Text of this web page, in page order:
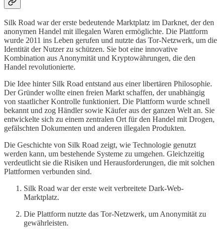
Silk Road war der erste bedeutende Marktplatz im Darknet, der den
anonymen Handel mit illegalen Waren ermöglichte. Die Plattform
wurde 2011 ins Leben gerufen und nutzte das Tor-Netzwerk, um die
Identität der Nutzer zu schützen. Sie bot eine innovative
Kombination aus Anonymität und Kryptowährungen, die den
Handel revolutionierte.
Die Idee hinter Silk Road entstand aus einer libertären Philosophie.
Der Gründer wollte einen freien Markt schaffen, der unabhängig
von staatlicher Kontrolle funktioniert. Die Plattform wurde schnell
bekannt und zog Händler sowie Käufer aus der ganzen Welt an. Sie
entwickelte sich zu einem zentralen Ort für den Handel mit Drogen,
gefälschten Dokumenten und anderen illegalen Produkten.
Die Geschichte von Silk Road zeigt, wie Technologie genutzt
werden kann, um bestehende Systeme zu umgehen. Gleichzeitig
verdeutlicht sie die Risiken und Herausforderungen, die mit solchen
Plattformen verbunden sind.
Silk Road war der erste weit verbreitete Dark-Web-
Marktplatz.
Die Plattform nutzte das Tor-Netzwerk, um Anonymität zu
gewährleisten.